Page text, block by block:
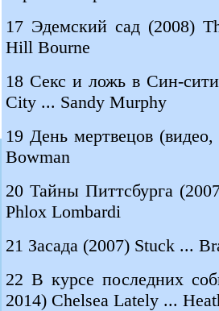
17 Эдемский сад (2008)
Hill Bourne
18 Секс и ложь в Син-
City ... Sandy Murphy
19 День мертвецов
Bowman
20 Тайны Питтсбурга
Phlox Lombardi
21 Засада (2007) Stuck ...
22 В курсе последних
2014) Chelsea Lately ...